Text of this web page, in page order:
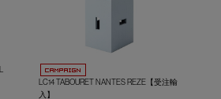
LC14 TABOURET NANTES REZE【受注輸
入】